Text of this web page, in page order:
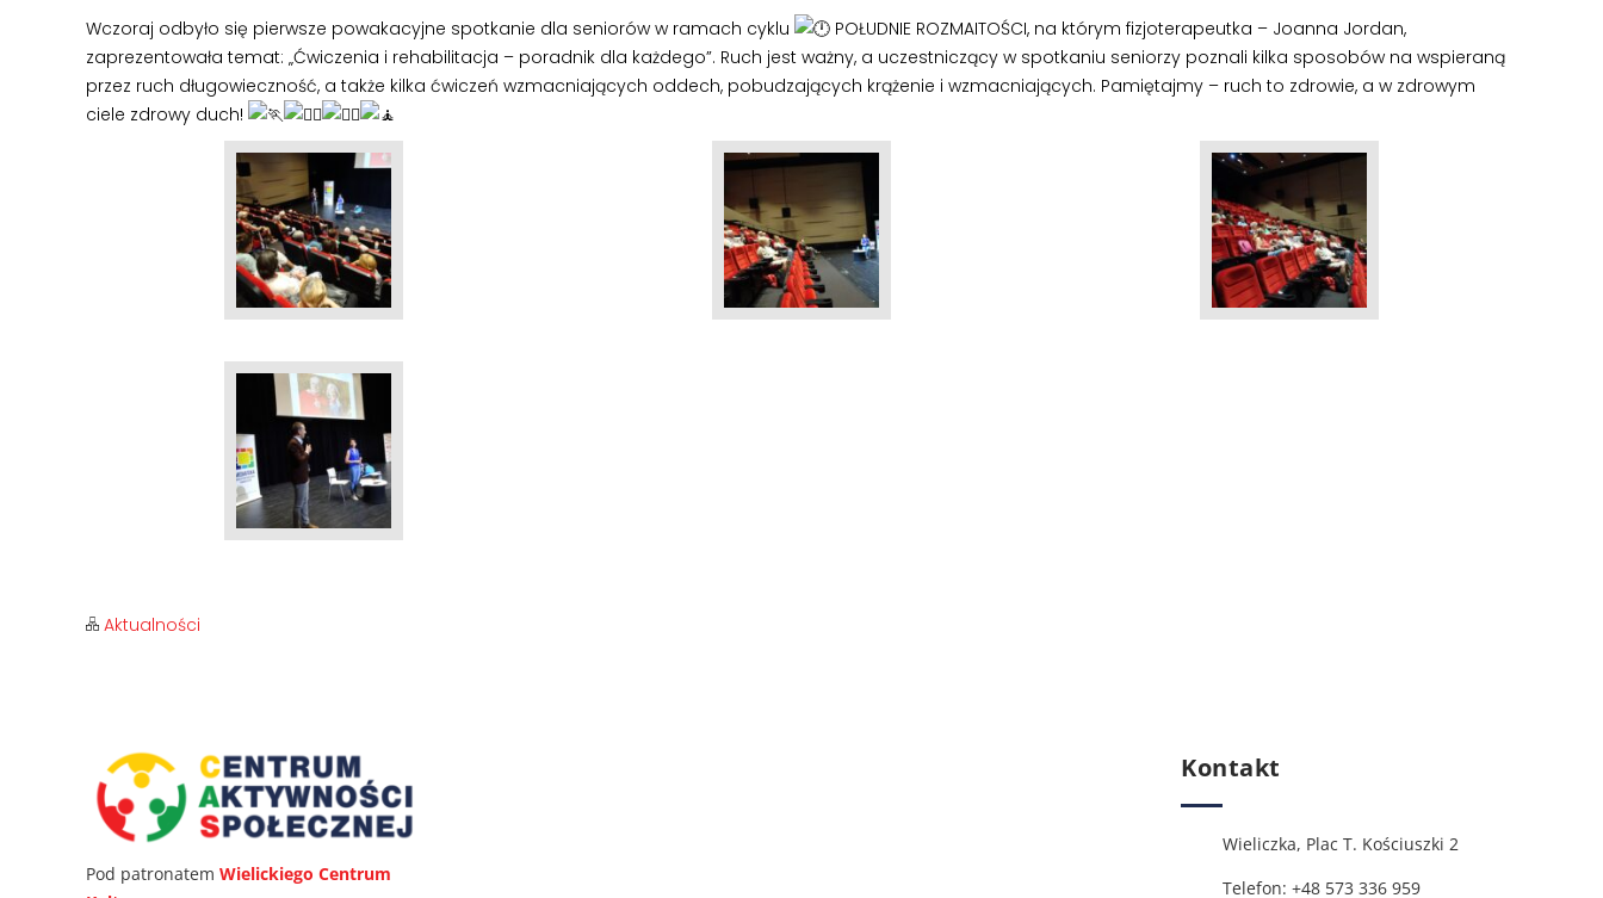
Wczoraj odbyło się pierwsze powakacyjne spotkanie dla seniorów w ramach cyklu
POŁUDNIE ROZMAITOŚCI, na którym fizjoterapeutka – Joanna Jordan,
zaprezentowała temat: „Ćwiczenia i rehabilitacja – poradnik dla każdego”. Ruch jest ważny, a uczestniczący w spotkaniu seniorzy poznali kilka sposobów na wspieraną
przez ruch długowieczność, a także kilka ćwiczeń wzmacniających oddech, pobudzających krążenie i wzmacniających. Pamiętajmy – ruch to zdrowie, a w zdrowym
ciele zdrowy duch!
Aktualności
Pod patronatem Wielickiego Centrum
Kontakt
Wieliczka, Plac T. Kościuszki 2
Telefon: +48 573 336 959